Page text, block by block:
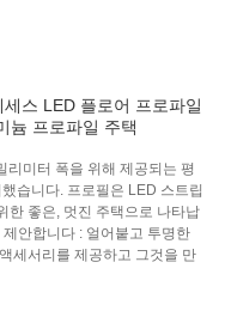
스 LED 플로어 프로파일
늄 프로파일 주택
리미터 폭을 위해 제공되는 평
습니다. 프로필은 LED 스트립
한 좋은, 멋진 주택으로 나타납
안합니다 : 얼어붙고 투명한
세서리를 제공하고 그것을 만